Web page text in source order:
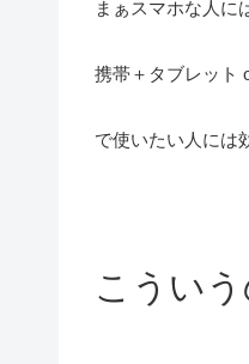
まぁスマホな人に
携帯＋タブレット
で使いたい人には
こうい